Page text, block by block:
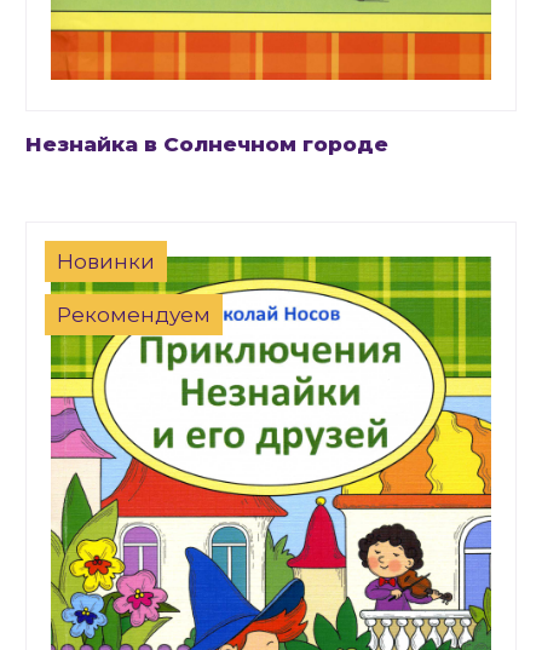
Незнайка в Солнечном городе
Новинки
Рекомендуем